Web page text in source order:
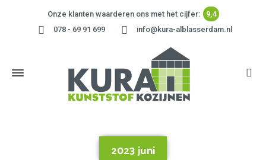
Onze klanten waarderen ons met het cijfer:
9,4
078 - 69 91 699
info@kura-alblasserdam.nl
2023 juni